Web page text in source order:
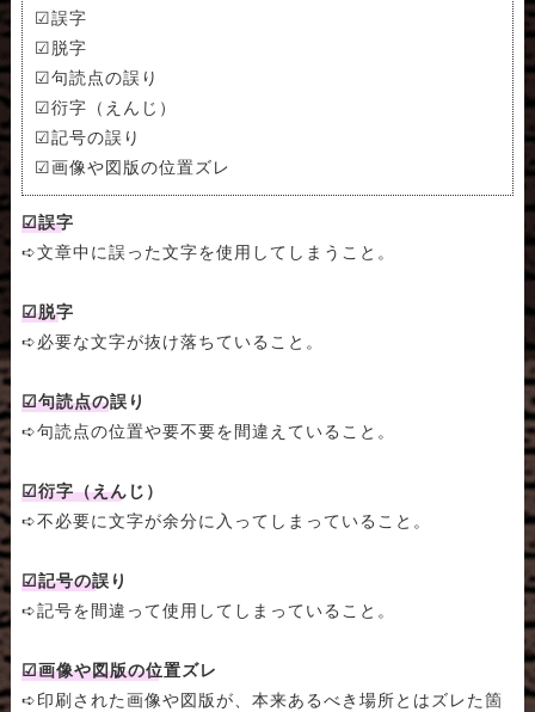
☑誤字
☑脱字
☑句読点の誤り
☑衍字（えんじ）
☑記号の誤り
☑画像や図版の位置ズレ
☑誤字
➪文章中に誤った文字を使用してしまうこと。
☑脱字
➪必要な文字が抜け落ちていること。
☑句読点の誤り
➪句読点の位置や要不要を間違えていること。
☑衍字（えんじ）
➪不必要に文字が余分に入ってしまっていること。
☑記号の誤り
➪記号を間違って使用してしまっていること。
☑画像や図版の位置ズレ
➪印刷された画像や図版が、本来あるべき場所とはズレた箇